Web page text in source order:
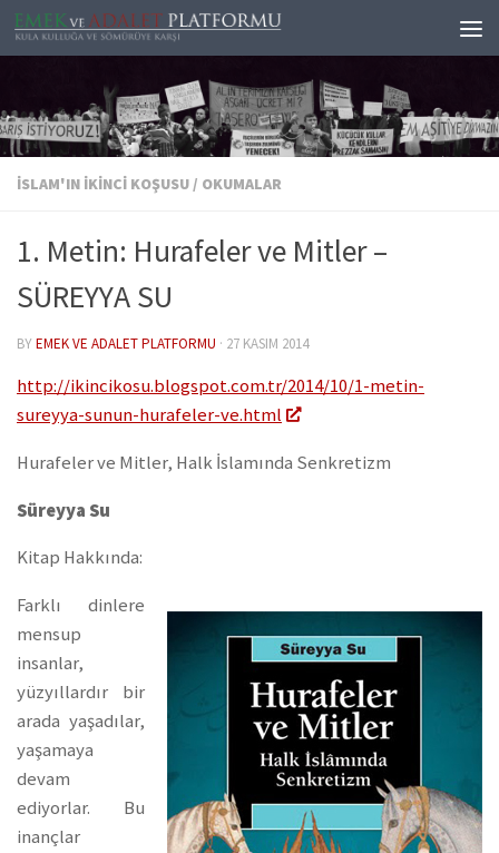
Skip to content
İSLAM'IN İKINCI KOŞUSU/ OKUMALAR
1. Metin: Hurafeler ve Mitler –
SÜREYYA SU
BYEMEK VE ADALET PLATFORMU · 27 KASIM 2014
http://ikincikosu.blogspot.com.tr/2014/10/1-metin-
sureyya-sunun-hurafeler-ve.html
Hurafeler ve Mitler, Halk İslamında Senkretizm
Süreyya Su
Kitap Hakkında:
Farklı dinlere
mensup
insanlar,
yüzyıllardır bir
arada yaşadılar,
yaşamaya
devam
ediyorlar. Bu
inançlar